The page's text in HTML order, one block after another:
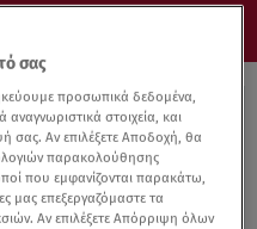
σας
προσωπικά δεδομένα,
στοιχεία, και
σας. Αν επιλέξετε Αποδοχή, θα
παρακολούθησης
που εμφανίζονται παρακάτω,
μας επεξεργαζόμαστε τα
Αν επιλέξετε Απόρριψη όλων